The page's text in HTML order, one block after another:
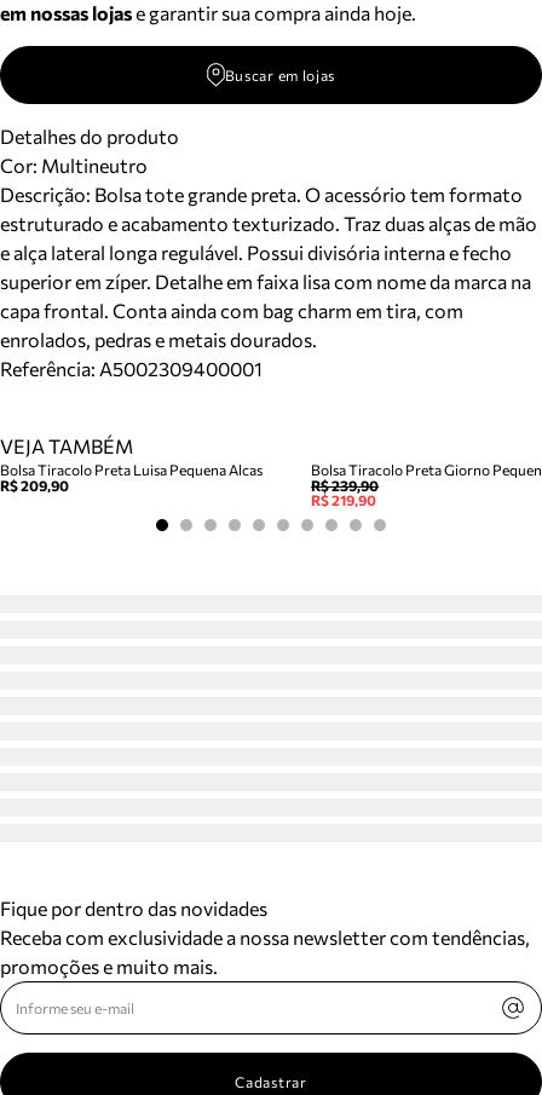
em nossas lojase garantir sua compra ainda hoje.
Buscar em lojas
Detalhes do produto
Cor: Multineutro
Descrição: Bolsa tote grande preta. O acessório tem formato
estruturado e acabamento texturizado. Traz duas alças de mão
e alça lateral longa regulável. Possui divisória interna e fecho
superior em zíper. Detalhe em faixa lisa com nome da marca na
capa frontal. Conta ainda com bag charm em tira, com
enrolados, pedras e metais dourados.
Referência: A5002309400001
VEJA TAMBÉM
Bolsa Tiracolo Preta Luisa Pequena Alcas
R$ 209,90
Bolsa Tiracolo Preta Giorno
R$ 239,90
R$ 219,90
Fique por dentro das novidades
Receba com exclusividade a nossa newsletter com tendências,
promoções e muito mais.
Cadastrar